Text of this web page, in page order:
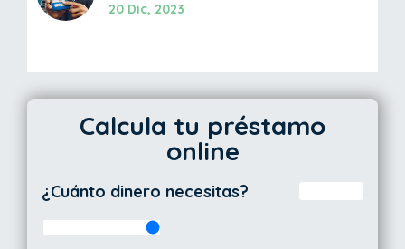
20 Dic, 2023
Calcula tu préstamo
online
¿Cuánto dinero necesitas?